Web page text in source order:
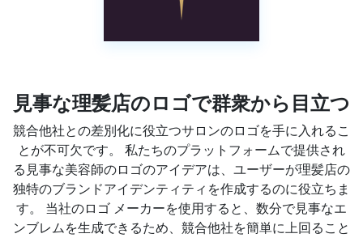
見事な理髪店のロゴで群衆から目立つ
競合他社との差別化に役立つサロンのロゴを手に入れるこ
とが不可欠です。 私たちのプラットフォームで提供され
る見事な美容師のロゴのアイデアは、ユーザーが理髪店の
独特のブランドアイデンティティを作成するのに役立ちま
す。 当社のロゴ メーカーを使用すると、数分で見事なエ
ンブレムを生成できるため、競合他社を簡単に上回ること